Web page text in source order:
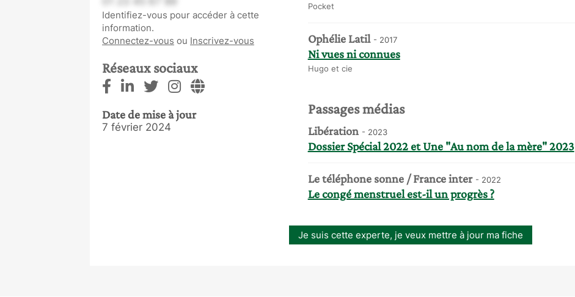
Identifiez-vous pour accéder à cette
information.
Connectez-vous ou Inscrivez-vous
Réseaux sociaux
Date de mise à jour
7 février 2024
Pocket
Ophélie Latil - 2017
Ni vues ni connues
Hugo et cie
Passages médias
Libération - 2023
Dossier Spécial 2022 et Une "Au nom de la mère" 2023
Le téléphone sonne / France inter - 2022
Le congé menstruel est-il un progrès ?
Je suis cette experte, je veux mettre à jour ma fiche